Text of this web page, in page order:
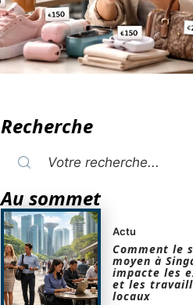
Recherche
Au sommet
Actu
Comment le
moyen à
impacte les
et les
locaux